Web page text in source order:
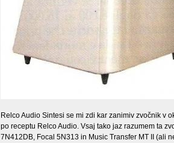
Relco Audio Sintesi se mi zdi kar zanimiv zvočnik v
po receptu Relco Audio. Vsaj tako jaz razumem ta
7N412DB, Focal 5N313 in Music Transfer MT II (ali